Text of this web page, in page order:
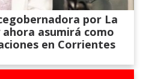
por La
asumirá como
en Corrientes